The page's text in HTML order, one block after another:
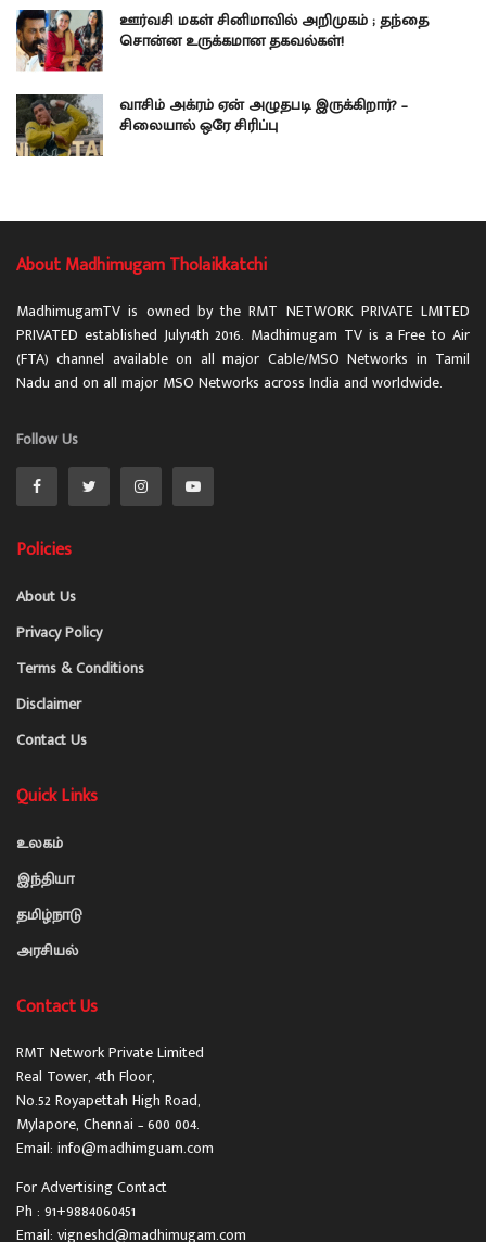
ஊர்வசி மகள் சினிமாவில் அறிமுகம் ; தந்தை
சொன்ன உருக்கமான தகவல்கள்!
வாசிம் அக்ரம் ஏன் அழுதபடி இருக்கிறார்? –
சிலையால் ஒரே சிரிப்பு
About Madhimugam Tholaikkatchi
MadhimugamTV is owned by the RMT NETWORK PRIVATE LMITED
PRIVATED established July14th 2016. Madhimugam TV is a Free to Air
(FTA) channel available on all major Cable/MSO Networks in Tamil
Nadu and on all major MSO Networks across India and worldwide.
Follow Us
Policies
About Us
Privacy Policy
Terms & Conditions
Disclaimer
Contact Us
Quick Links
உலகம்
இந்தியா
தமிழ்நாடு
அரசியல்
Contact Us
RMT Network Private Limited
Real Tower, 4th Floor,
No.52 Royapettah High Road,
Mylapore, Chennai – 600 004.
Email: info@madhimguam.com
For Advertising Contact
Ph : 91+9884060451
Email: vigneshd@madhimugam.com